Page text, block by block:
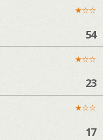
★☆☆
54
★☆☆
23
★☆☆
17